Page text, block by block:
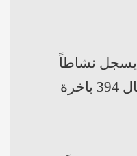
يسجل نشاطاً
قياسياً: استقبال 394 باخرة